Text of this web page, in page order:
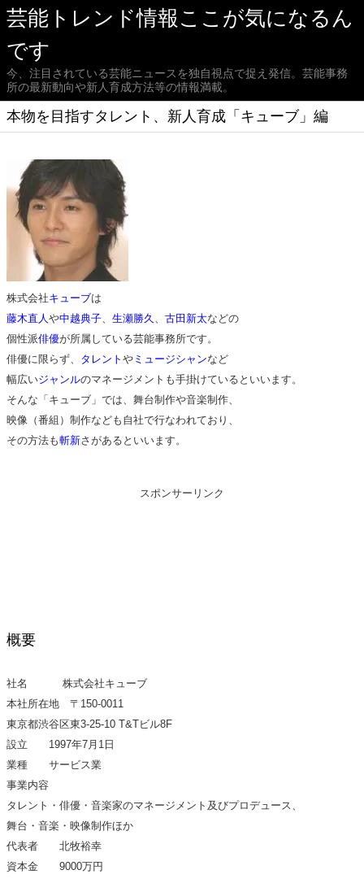
芸能トレンド情報ここが気になるん
です
今、注目されている芸能ニュースを独自視点で捉え発信。芸能事務
所の最新動向や新人育成方法等の情報満載。
本物を目指すタレント、新人育成「キューブ」編
株式会社キューブは
藤木直人や中越典子、 生瀬勝久 、 古田新太などの
個性派俳優が所属している芸能事務所です。
俳優に限らず、 タレント や ミュージシャンなど
幅広いジャンルのマネージメントも手掛けているといいます。
そんな「キューブ」では、舞台制作や音楽制作、
映像（番組）制作なども自社で行なわれており、
その方法も斬新さがあるといいます。
スポンサーリンク
概要
社名 株式会社キューブ
本社所在地 〒150-0011
東京都渋谷区東3-25-10 T&Tビル8F
設立 1997年7月1日
業種 サービス業
事業内容
タレント・俳優・音楽家のマネージメント及びプロデュース、
舞台・音楽・映像制作ほか
代表者 北牧裕幸
資本金 9000万円